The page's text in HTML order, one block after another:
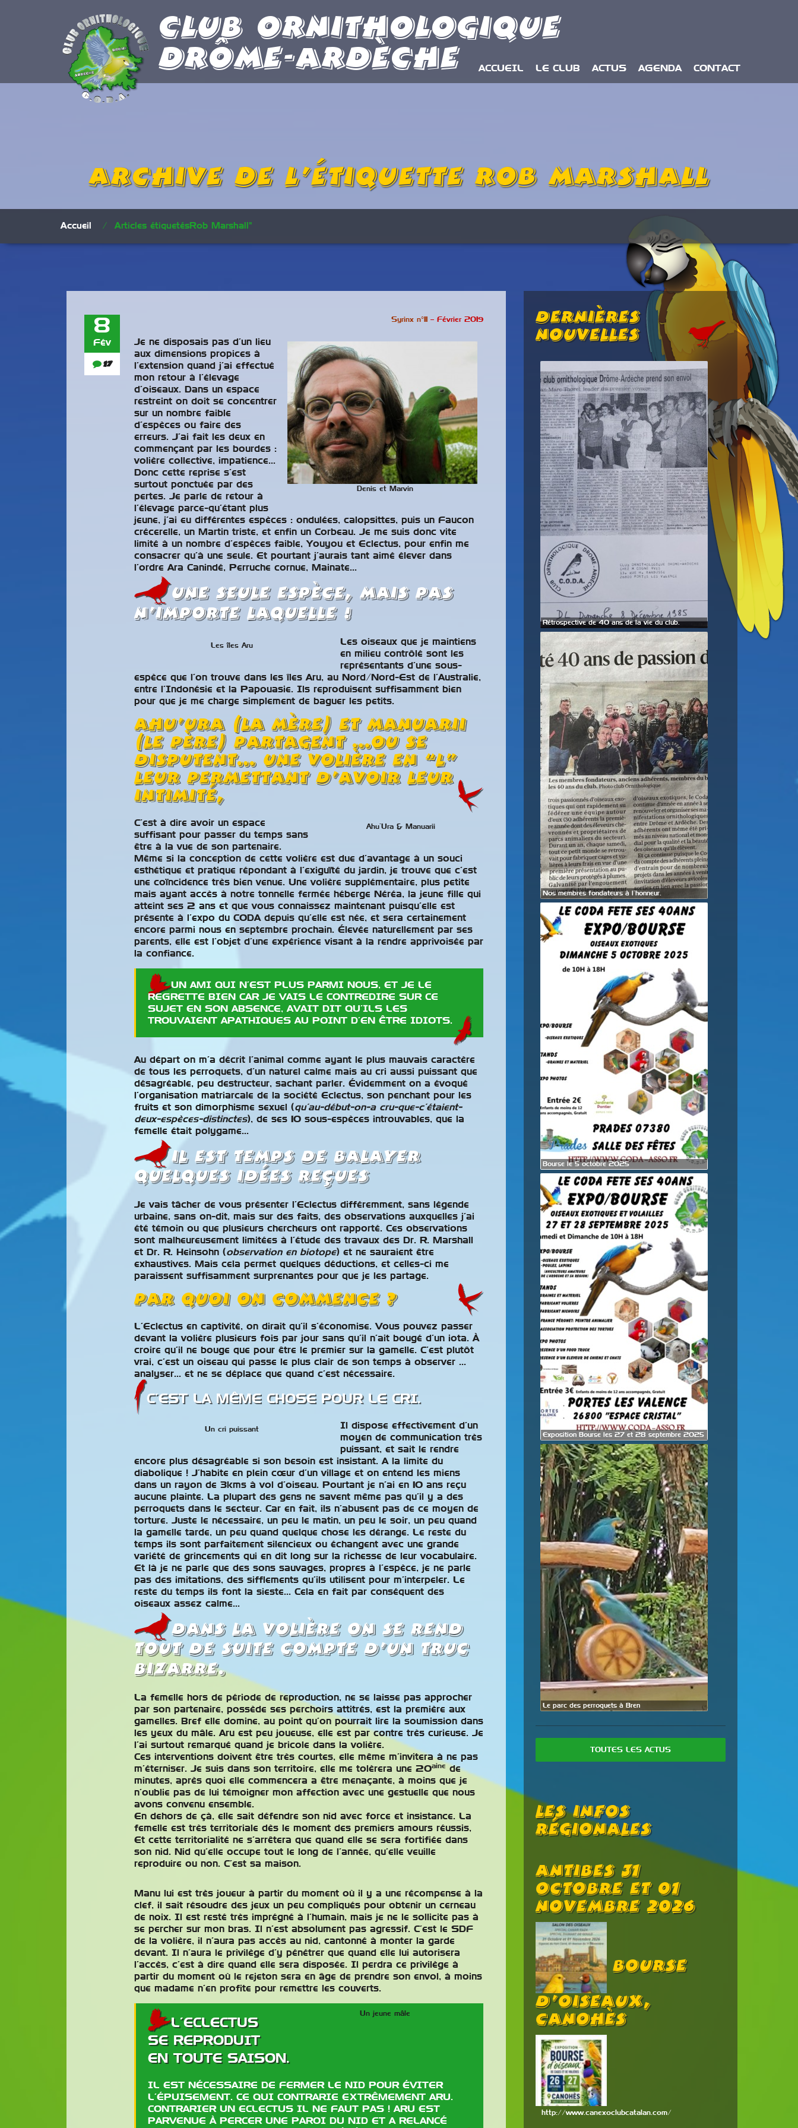
Club Ornithologique
Drôme-Ardèche
ACCUEIL LE CLUB ACTUS AGENDA CONTACT
Archive de l’étiquetteRob Marshall
Accueil / Articles étiquetésRob Marshall"
8
Fév
17
Syrinx n°11 – Février 2019
Denis et Marvin
Je ne disposais pas d’un lieu
aux dimensions propices à
l’extension quand j’ai effectué
mon retour à l’élevage
d’oiseaux. Dans un espace
restreint on doit se concentrer
sur un nombre faible
d’espèces ou faire des
erreurs. J’ai fait les deux en
commençant par les bourdes :
volière collective, impatience…
Donc cette reprise s’est
surtout ponctuée par des
pertes. Je parle de retour à
l’élevage parce-qu’étant plus
jeune, j’ai eu différentes espèces : ondulées, calopsittes, puis un Faucon
crécerelle, un Martin triste, et enfin un Corbeau. Je me suis donc vite
limité à un nombre d’espèces faible, Youyou et Eclectus, pour enfin me
consacrer qu’à une seule. Et pourtant j’aurais tant aimé élever dans
l’ordre Ara Canindé, Perruche cornue, Mainate…
Une seule espèce, mais pas
n’importe laquelle !
Les îles Aru
Les oiseaux que je maintiens
en milieu contrôlé sont les
représentants d’une sous-
espèce que l’on trouve dans les îles Aru, au Nord/Nord-Est de l’Australie,
entre l’Indonésie et la Papouasie. Ils reproduisent suffisamment bien
pour que je me charge simplement de baguer les petits.
Ahu’Ura (la mère) et Manuarii
(le père) partagent …ou se
disputent… une volière en “L”
leur permettant d’avoir leur
intimité,
Ahu’Ura & Manuarii
C’est à dire avoir un espace
suffisant pour passer du temps sans
être à la vue de son partenaire.
Même si la conception de cette volière est due d’avantage à un souci
esthétique et pratique répondant à l’exiguïté du jardin, je trouve que c’est
une coïncidence très bien venue. Une volière supplémentaire, plus petite
mais ayant accès à notre tonnelle fermée héberge Néréa, la jeune fille qui
atteint ses 2 ans et que vous connaissez maintenant puisqu’elle est
présente à l’expo du CODA depuis qu’elle est née, et sera certainement
encore parmi nous en septembre prochain. Élevée naturellement par ses
parents, elle est l’objet d’une expérience visant à la rendre apprivoisée par
la confiance.
UN AMI QUI N’EST PLUS PARMI NOUS, ET JE LE
REGRETTE BIEN CAR JE VAIS LE CONTREDIRE SUR CE
SUJET EN SON ABSENCE, AVAIT DIT QU’ILS LES
TROUVAIENT APATHIQUES AU POINT D’EN ÊTRE IDIOTS.
Au départ on m’a décrit l’animal comme ayant le plus mauvais caractère
de tous les perroquets, d’un naturel calme mais au cri aussi puissant que
désagréable, peu destructeur, sachant parler. Évidemment on a évoqué
l’organisation matriarcale de la société Eclectus, son penchant pour les
fruits et son dimorphisme sexuel (qu’au-début-on-a cru-que-c’étaient-
deux-espèces-distinctes), de ses 10 sous-espèces introuvables, que la
femelle était polygame…
Il est temps de balayer
quelques idées reçues
Je vais tâcher de vous présenter l’Eclectus différemment, sans légende
urbaine, sans on-dit, mais sur des faits, des observations auxquelles j’ai
été témoin ou que plusieurs chercheurs ont rapporté. Ces observations
sont malheureusement limitées à l’étude des travaux des Dr. R. Marshall
et Dr. R. Heinsohn (observation en biotope) et ne sauraient être
exhaustives. Mais cela permet quelques déductions, et celles-ci me
paraissent suffisamment surprenantes pour que je les partage.
Par quoi on commence ?
L’Eclectus en captivité, on dirait qu’il s’économise. Vous pouvez passer
devant la volière plusieurs fois par jour sans qu’il n’ait bougé d’un iota. À
croire qu’il ne bouge que pour être le premier sur la gamelle. C’est plutôt
vrai, c’est un oiseau qui passe le plus clair de son temps à observer …
analyser… et ne se déplace que quand c’est nécessaire.
C’EST LA MÊME CHOSE POUR LE CRI.
Un cri puissant
Il dispose effectivement d’un
moyen de communication très
puissant, et sait le rendre
encore plus désagréable si son besoin est insistant. A la limite du
diabolique ! J’habite en plein cœur d’un village et on entend les miens
dans un rayon de 3kms à vol d’oiseau. Pourtant je n’ai en 10 ans reçu
aucune plainte. La plupart des gens ne savent même pas qu’il y a des
perroquets dans le secteur. Car en fait, ils n’abusent pas de ce moyen de
torture. Juste le nécessaire, un peu le matin, un peu le soir, un peu quand
la gamelle tarde, un peu quand quelque chose les dérange. Le reste du
temps ils sont parfaitement silencieux ou échangent avec une grande
variété de grincements qui en dit long sur la richesse de leur vocabulaire.
Et là je ne parle que des sons sauvages, propres à l’espèce, je ne parle
pas des imitations, des sifflements qu’ils utilisent pour m’interpeler. Le
reste du temps ils font la sieste… Cela en fait par conséquent des
oiseaux assez calme…
Dans la volière on se rend
tout de suite compte d’un truc
bizarre.
La femelle hors de période de reproduction, ne se laisse pas approcher
par son partenaire, possède ses perchoirs attitrés, est la première aux
gamelles. Bref elle domine, au point qu’on pourrait lire la soumission dans
les yeux du mâle. Aru est peu joueuse, elle est par contre très curieuse. Je
l’ai surtout remarqué quand je bricole dans la volière.
Ces interventions doivent être très courtes, elle même m’invitera à ne pas
m’éterniser. Je suis dans son territoire, elle me tolèrera une 20aine de
minutes, après quoi elle commencera a être menaçante, à moins que je
n’oublie pas de lui témoigner mon affection avec une gestuelle que nous
avons convenu ensemble.
En dehors de çà, elle sait défendre son nid avec force et insistance. La
femelle est très territoriale dès le moment des premiers amours réussis,
Et cette territorialité ne s’arrêtera que quand elle se sera fortifiée dans
son nid. Nid qu’elle occupe tout le long de l’année, qu’elle veuille
reproduire ou non. C’est sa maison.
Manu lui est très joueur à partir du moment où il y a une récompense à la
clef, il sait résoudre des jeux un peu compliqués pour obtenir un cerneau
de noix. Il est resté très imprégné à l’humain, mais je ne le sollicite pas à
se percher sur mon bras. Il n’est absolument pas agressif. C’est le SDF
de la volière, il n’aura pas accès au nid, cantonné à monter la garde
devant. Il n’aura le privilège d’y pénétrer que quand elle lui autorisera
l’accès, c’est à dire quand elle sera disposée. Il perdra ce privilège à
partir du moment où le rejeton sera en âge de prendre son envol, à moins
que madame n’en profite pour remettre les couverts.
Un jeune mâle
L’ECLECTUS
SE REPRODUIT
EN TOUTE SAISON.
IL EST NÉCESSAIRE DE FERMER LE NID POUR ÉVITER
L’ÉPUISEMENT. CE QUI CONTRARIE EXTRÊMEMENT ARU.
CONTRARIER UN ECLECTUS IL NE FAUT PAS ! ARU EST
PARVENUE À PERCER UNE PAROI DU NID ET A RELANCÉ
Dernières
Nouvelles
Rétrospective de 40 ans de la vie du club.
Nos membres fondateurs à l’honneur.
Bourse le 5 octobre 2025
Exposition Bourse les 27 et 28 septembre 2025
Le parc des perroquets à Bren
TOUTES LES ACTUS
Les Infos
Régionales
Antibes 31
Octobre Et 01
Novembre 2026
Bourse
D’oiseaux,
Canohès
http://www.canexoclubcatalan.com/